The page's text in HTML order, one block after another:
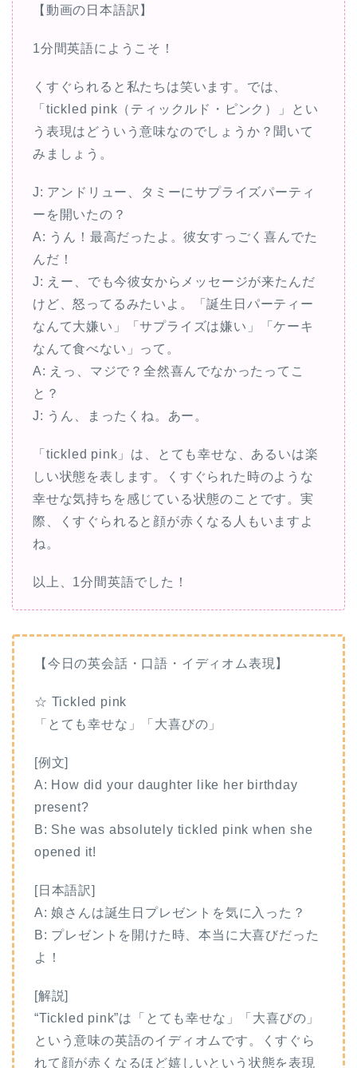
【動画の日本語訳】
1分間英語にようこそ！
くすぐられると私たちは笑います。では、
「tickled pink（ティックルド・ピンク）」とい
う表現はどういう意味なのでしょうか？聞いて
みましょう。
J: アンドリュー、タミーにサプライズパーティ
ーを開いたの？
A: うん！最高だったよ。彼女すっごく喜んでた
んだ！
J: えー、でも今彼女からメッセージが来たんだ
けど、怒ってるみたいよ。「誕生日パーティー
なんて大嫌い」「サプライズは嫌い」「ケーキ
なんて食べない」って。
A: えっ、マジで？全然喜んでなかったってこ
と？
J: うん、まったくね。あー。
「tickled pink」は、とても幸せな、あるいは楽
しい状態を表します。くすぐられた時のような
幸せな気持ちを感じている状態のことです。実
際、くすぐられると顔が赤くなる人もいますよ
ね。
以上、1分間英語でした！
【今日の英会話・口語・イディオム表現】
☆ Tickled pink
「とても幸せな」「大喜びの」
[例文]
A: How did your daughter like her birthday
present?
B: She was absolutely tickled pink when she
opened it!
[日本語訳]
A: 娘さんは誕生日プレゼントを気に入った？
B: プレゼントを開けた時、本当に大喜びだった
よ！
[解説]
“Tickled pink”は「とても幸せな」「大喜びの」
という意味の英語のイディオムです。くすぐら
れて顔が赤くなるほど嬉しいという状態を表現